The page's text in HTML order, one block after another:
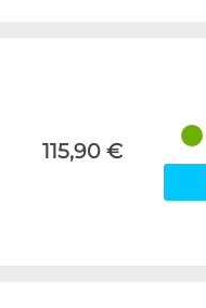
115,90 €